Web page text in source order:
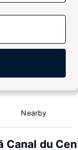
Nearby
Canal du